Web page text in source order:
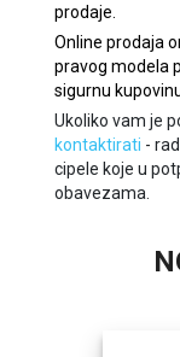
prodaje.
Online prodaja
pravog modela
sigurnu
Ukoliko vam je
kontaktirati -
cipele koje u
obavezama.